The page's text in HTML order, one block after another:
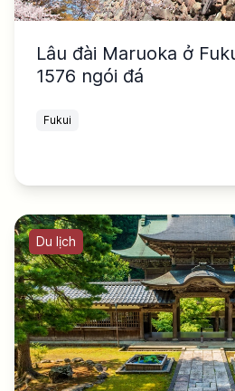
Lâu đài Maruoka ở
1576 ngói đá
Fukui
Du lịch